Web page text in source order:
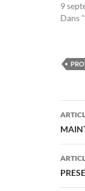
9
Dans
des